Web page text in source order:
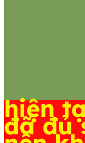
hiện
đã đủ